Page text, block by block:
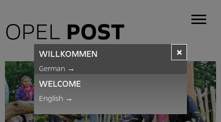
OPEL POST
×
WILLKOMMEN
German →
WELCOME
English →